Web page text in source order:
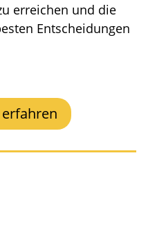
erreichen und die
Entscheidungen